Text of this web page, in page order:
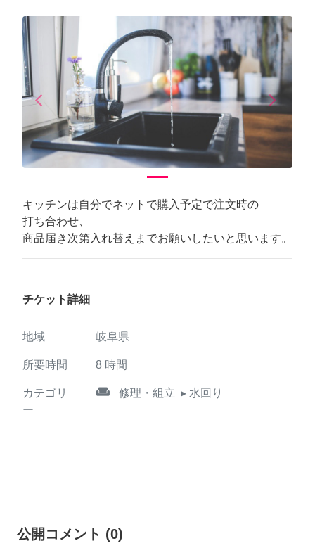
arrow_back_iosPrevious arrow_forward_iosNext
キッチンは自分でネットで購入予定で注文時の
打ち合わせ、
商品届き次第入れ替えまでお願いしたいと思います。
チケット詳細
地域 岐阜県
所要時間 8 時間
カテゴリ
ー
weekend 修理・組立 ▸ 水回り
公開コメント (0)